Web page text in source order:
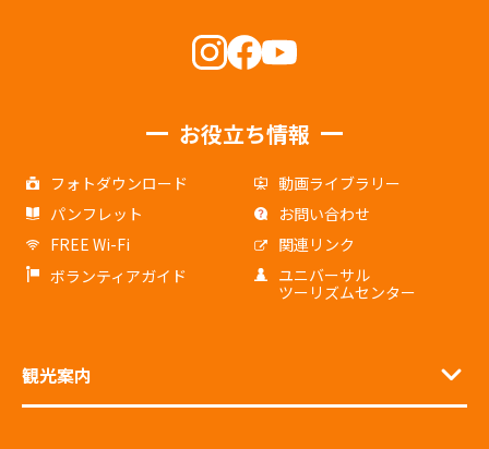
お役立ち情報
フォトダウンロード
動画ライブラリー
パンフレット
お問い合わせ
FREE Wi-Fi
関連リンク
ボランティアガイド
ユニバーサル
ツーリズムセンター
観光案内